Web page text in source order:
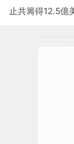
止共籌得12.5億